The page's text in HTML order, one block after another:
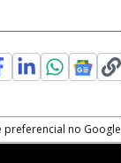
no Google